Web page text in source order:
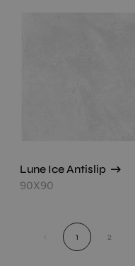
Lune Ice Antislip
90X90
1 2